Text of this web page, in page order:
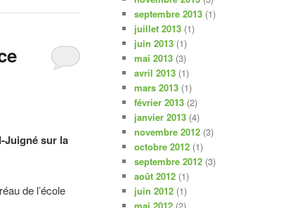
Juigné sur la
de l’école
septembre 2013 (1)
juillet 2013 (1)
juin 2013 (1)
mai 2013 (3)
avril 2013 (1)
mars 2013 (1)
février 2013 (2)
janvier 2013 (4)
novembre 2012 (3)
octobre 2012 (1)
septembre 2012 (3)
août 2012 (1)
juin 2012 (1)